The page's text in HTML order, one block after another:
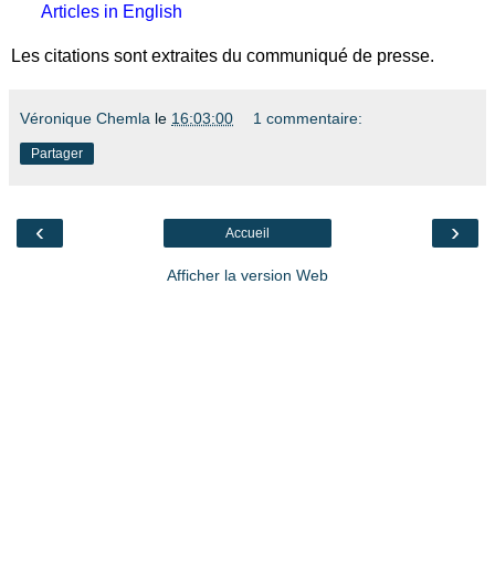
Articles in English
Les citations sont extraites du communiqué de presse.
Véronique Chemla le 16:03:00 1 commentaire:
Partager
‹ ›
Accueil
Afficher la version Web